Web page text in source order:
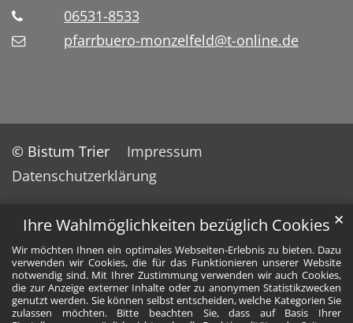
Ihre Wahlmöglichkeiten bezüglich Cookies
Wir möchten Ihnen ein optimales Webseiten-Erlebnis zu bieten. Dazu
verwenden wir Cookies, die für das Funktionieren unserer Website
notwendig sind. Mit Ihrer Zustimmung verwenden wir auch Cookies,
die zur Anzeige externer Inhalte oder zu anonymen Statistikzwecken
genutzt werden. Sie können selbst entscheiden, welche Kategorien Sie
zulassen möchten. Bitte beachten Sie, dass auf Basis Ihrer
✕
06531-8533
pfarrbuero-monzelfeld@t-online.de
© Bistum Trier
Impressum
Datenschutzerklärung